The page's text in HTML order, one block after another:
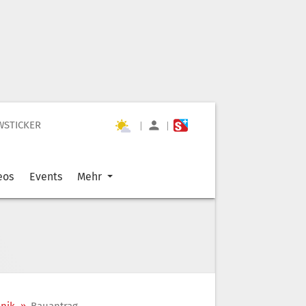
| |
Events Mehr